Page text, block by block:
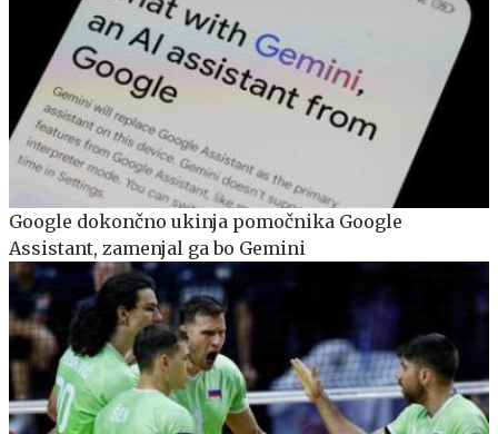
Google dokončno ukinja pomočnika Google
Assistant, zamenjal ga bo Gemini